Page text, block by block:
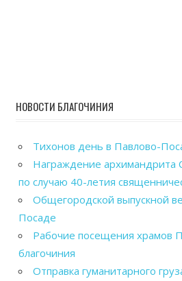
НОВОСТИ БЛАГОЧИНИЯ
Тихонов день в Павлово-
Награждение архимандрита
по случаю 40-летия
Общегородской выпускной
Посаде
Рабочие посещения храмов
благочиния
Отправка гуманитарного